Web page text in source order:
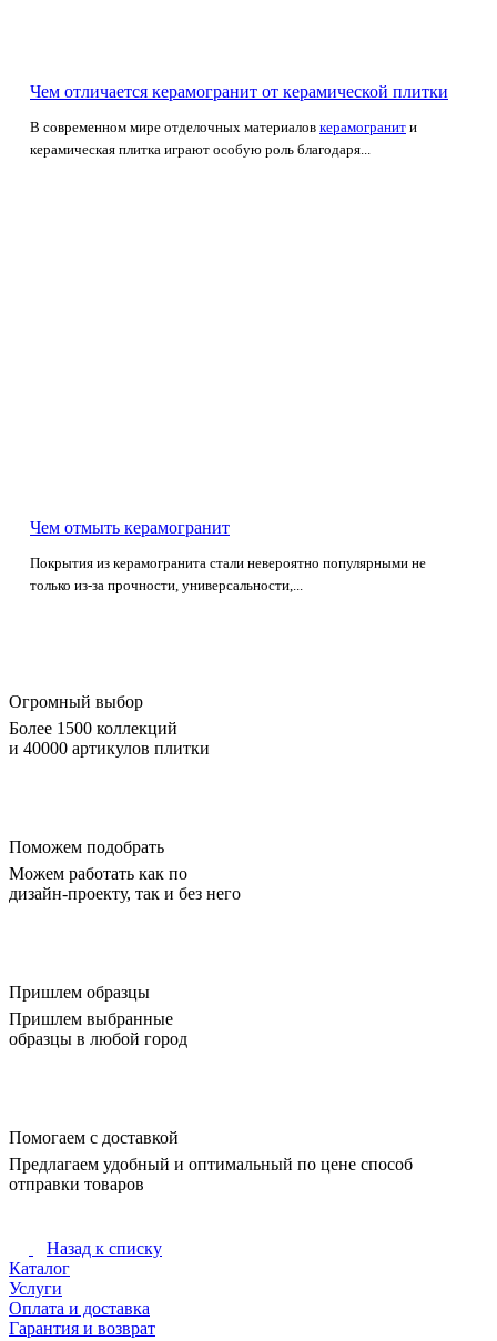
Чем отличается керамогранит от керамической плитки
В современном мире отделочных материалов керамогранит и
керамическая плитка играют особую роль благодаря...
Чем отмыть керамогранит
Покрытия из керамогранита стали невероятно популярными не
только из-за прочности, универсальности,...
Огромный выбор
Более 1500 коллекций
и 40000 артикулов плитки
Поможем подобрать
Можем работать как по
дизайн-проекту, так и без него
Пришлем образцы
Пришлем выбранные
образцы в любой город
Помогаем с доставкой
Предлагаем удобный и оптимальный по цене способ
отправки товаров
Назад к списку
Каталог
Услуги
Оплата и доставка
Гарантия и возврат